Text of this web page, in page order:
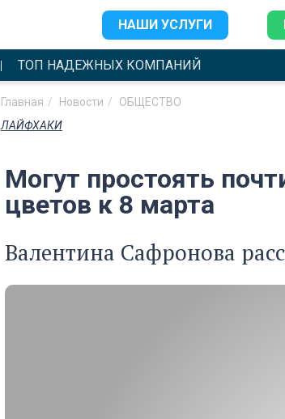
НАШИ УСЛУГИ
ТОП НАДЕЖНЫХ КОМПАНИЙ
Главная Новости
ОБЩЕСТВО
ЛАЙФХАКИ
Могут простоять
цветов к 8 марта
Валентина Сафронова